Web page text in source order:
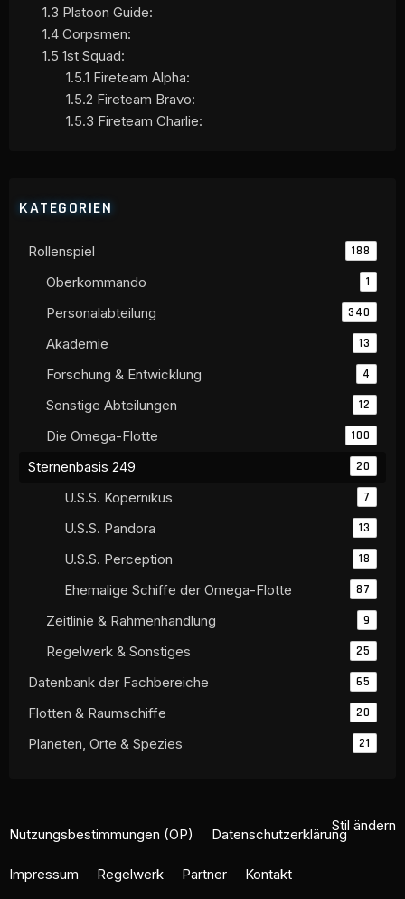
1.3 Platoon Guide:
1.4 Corpsmen:
1.5 1st Squad:
1.5.1 Fireteam Alpha:
1.5.2 Fireteam Bravo:
1.5.3 Fireteam Charlie:
KATEGORIEN
Rollenspiel 188
Oberkommando 1
Personalabteilung 340
Akademie 13
Forschung & Entwicklung 4
Sonstige Abteilungen 12
Die Omega-Flotte 100
Sternenbasis 249 20
U.S.S. Kopernikus 7
U.S.S. Pandora 13
U.S.S. Perception 18
Ehemalige Schiffe der Omega-Flotte 87
Zeitlinie & Rahmenhandlung 9
Regelwerk & Sonstiges 25
Datenbank der Fachbereiche 65
Flotten & Raumschiffe 20
Planeten, Orte & Spezies 21
Stil ändern
Nutzungsbestimmungen (OP) Datenschutzerklärung
Impressum Regelwerk Partner Kontakt